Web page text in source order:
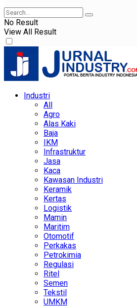
No Result
View All Result
Industri
All
Agro
Alas Kaki
Baja
IKM
Infrastruktur
Jasa
Kaca
Kawasan Industri
Keramik
Kertas
Logistik
Mamin
Maritim
Otomotif
Perkakas
Petrokimia
Regulasi
Ritel
Semen
Tekstil
UMKM